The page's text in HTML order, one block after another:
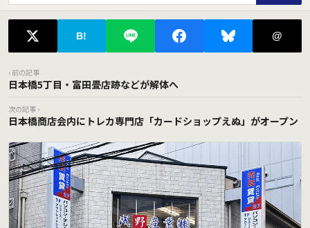
B! @
‹ 前の記事
日本橋5丁目・富田畳店跡などが解体へ
次の記事 ›
日本橋商店会内にトレカ専門店「カードショップえぬ」がオープン